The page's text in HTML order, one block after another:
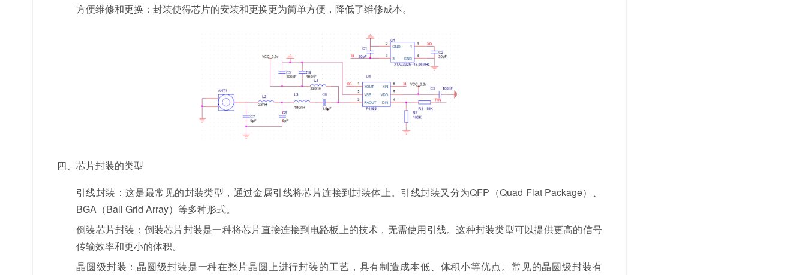
方便维修和更换：封装使得芯片的安装和更换更为简单方便，降低了维修成本。
四、芯片封装的类型
引线封装：这是最常见的封装类型，通过金属引线将芯片连接到封装体上。引线封装又分为QFP（Quad Flat Package）、
BGA（Ball Grid Array）等多种形式。
倒装芯片封装：倒装芯片封装是一种将芯片直接连接到电路板上的技术，无需使用引线。这种封装类型可以提供更高的信号
传输效率和更小的体积。
晶圆级封装：晶圆级封装是一种在整片晶圆上进行封装的工艺，具有制造成本低、体积小等优点。常见的晶圆级封装有